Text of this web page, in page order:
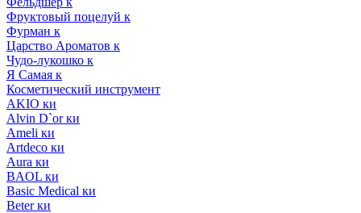
Фруктовый поцелуй к
Фурман к
Царство Ароматов к
Чудо-лукошко к
Я Самая к
Косметический инструмент
AKIO ки
Alvin D`or ки
Ameli ки
Artdeco ки
Aura ки
BAOL ки
Basic Medical ки
Beter ки